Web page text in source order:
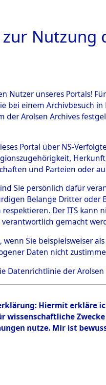
Dead -
Branch -
0019
Nutzung
Nutzer unseres Portals!
bei einem Archivbesuch
der Arolsen Archives
Portal über NS-
und Parteien oder
Sie persönlich dafür
Belange Dritter
Der ITS
gemacht
wenn Sie beispielsweiser
Daten nicht
Datenrichtlinie der Arolsen
Hiermit erkläre
wissenschaftliche
nutze. Mir ist